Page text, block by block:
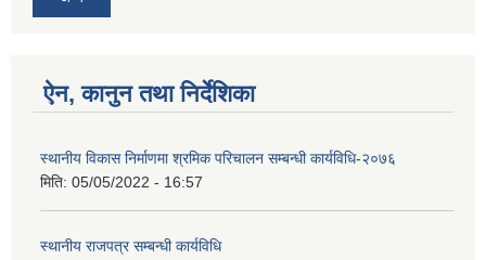
ऐन, कानुन तथा निर्देशिका
स्थानीय विकास निर्माणमा श्रमिक परिचालन सम्बन्धी कार्यविधि-२०७६
मिति: 05/05/2022 - 16:57
स्थानीय राजपत्र सम्बन्धी कार्यविधि